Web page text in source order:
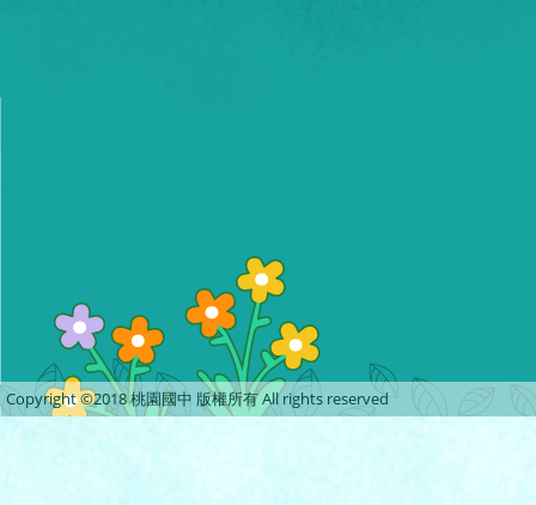
Copyright ©2018 桃園國中 版權所有 All rights reserved